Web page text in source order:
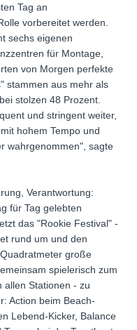
Tag an
vorbereitet werden.
sechs eigenen
für Montage,
von Morgen perfekte
stammen aus mehr als
stolzen 48 Prozent.
und stringent weiter,
hohem Tempo und
wahrgenommen", sagte
Verantwortung:
für Tag gelebten
das "Rookie Festival" -
rund um und den
große
spielerisch zum
allen Stationen - zu
Action beim Beach-
Lebend-Kicker, Balance